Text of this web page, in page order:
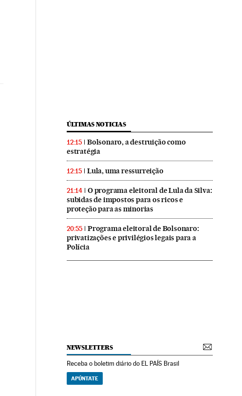
ÚLTIMAS NOTICIAS
12:15
Bolsonaro, a destruição como
estratégia
12:15 Lula, uma ressurreição
21:14
O programa eleitoral de Lula da Silva:
subidas de impostos para os ricos e
proteção para as minorias
20:55
Programa eleitoral de Bolsonaro:
privatizações e privilégios legais para a
Polícia
NEWSLETTERS
Receba o boletim diário do EL PAÍS Brasil
APÚNTATE